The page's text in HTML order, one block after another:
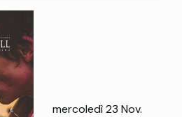
mercoledì 23 Nov.